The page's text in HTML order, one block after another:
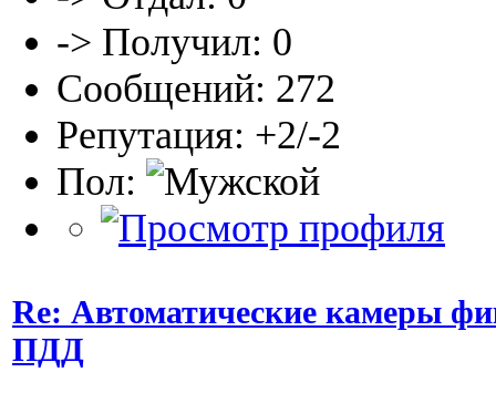
-> Получил: 0
Сообщений: 272
Репутация: +2/-2
Пол:
Re: Автоматические камеры
ПДД